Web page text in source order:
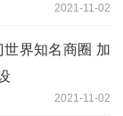
2021-11-02
界知名商圈 加
2021-11-02